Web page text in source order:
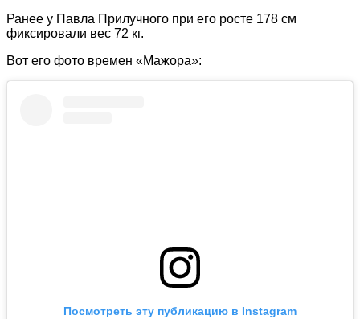
Ранее у Павла Прилучного при его росте 178 см
фиксировали вес 72 кг.
Вот его фото времен «Мажора»:
Посмотреть эту публикацию в Instagram